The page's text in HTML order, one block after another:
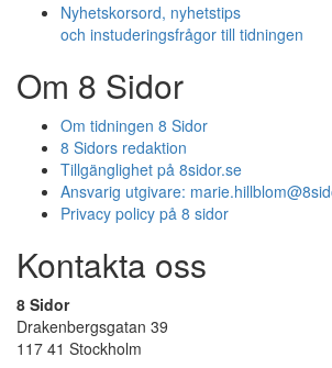
Nyhetskorsord, nyhetstips
och instuderingsfrågor till tidningen
Om 8 Sidor
Om tidningen 8 Sidor
8 Sidors redaktion
Tillgänglighet på 8sidor.se
Ansvarig utgivare:
Privacy policy på 8 sidor
Kontakta oss
8 Sidor
Drakenbergsgatan 39
117 41 Stockholm